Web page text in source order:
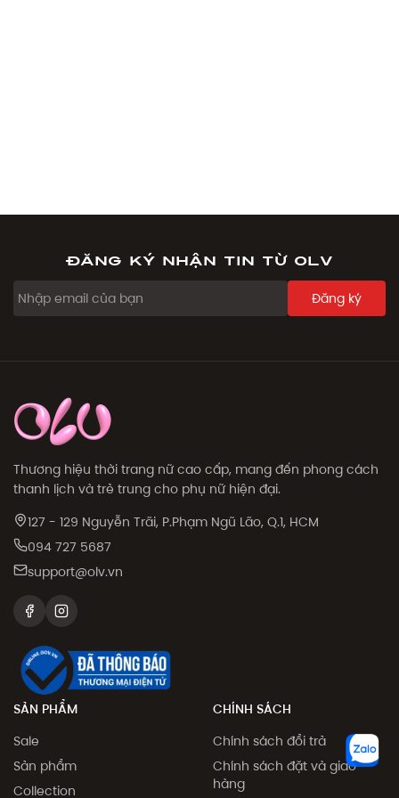
Đăng ký nhận tin từ OLV
Đăng ký
Thương hiệu thời trang nữ cao cấp, mang đến phong cách
thanh lịch và trẻ trung cho phụ nữ hiện đại.
127 - 129 Nguyễn Trãi, P.Phạm Ngũ Lão, Q.1, HCM
094 727 5687
support@olv.vn
SẢN PHẨM
Sale
Sản phẩm
Collection
CHÍNH SÁCH
Chính sách đổi trả
Chính sách đặt và giao
hàng